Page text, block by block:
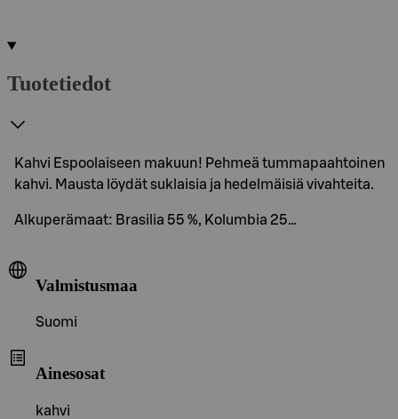
Tuotetiedot
Kahvi Espoolaiseen makuun! Pehmeä tummapaahtoinen
kahvi. Mausta löydät suklaisia ja hedelmäisiä vivahteita.
Alkuperämaat: Brasilia 55 %, Kolumbia 25…
Valmistusmaa
Suomi
Ainesosat
kahvi